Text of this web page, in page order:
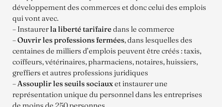
développement des commerces et donc celui des emplois
qui vont avec.
– Instaurerla liberté tarifairedans le commerce
–Ouvrir les professions fermées, dans lesquelles des
centaines de milliers d’emplois peuvent être créés : taxis,
coiffeurs, vétérinaires, pharmaciens, notaires, huissiers,
greffiers et autres professions juridiques
–Assouplir les seuils sociauxet instaurer une
représentation unique du personnel dans les entreprises